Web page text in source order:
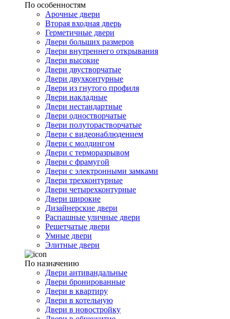
По особенностям
Арочные двери
Вторая входная дверь
Герметичные двери
Двери больших размеров
Двери внутреннего открывания
Двери высокие
Двери двустворчатые
Двери двухконтурные
Двери из гнутого профиля
Двери накладные
Двери нестандартные
Двери одностворчатые
Двери полуторастворчатые
Двери с видеонаблюдением
Двери с молдингом
Двери с терморазрывом
Двери с фрамугой
Двери с электронными замками
Двери трехконтурные
Двери четырехконтурные
Двери широкие
Дизайнерские двери
Распашные уличные двери
Решетчатые двери
Умные двери
Элитные двери
По назначению
Двери антивандальные
Двери бронированные
Двери в квартиру
Двери в котельную
Двери в новостройку